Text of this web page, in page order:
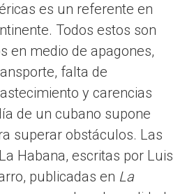
es un referente en
Todos estos son
en medio de apagones,
falta de
y carencias
de un cubano supone
superar obstáculos. Las
Habana, escritas por Luis
publicadas en La